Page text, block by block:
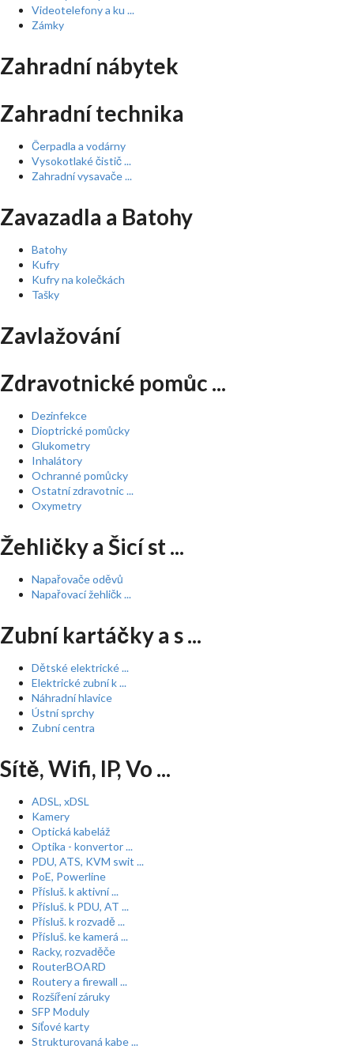
Videotelefony a ku ...
Zámky
Zahradní nábytek
Zahradní technika
Čerpadla a vodárny
Vysokotlaké čistič ...
Zahradní vysavače ...
Zavazadla a Batohy
Batohy
Kufry
Kufry na kolečkách
Tašky
Zavlažování
Zdravotnické pomůc ...
Dezinfekce
Dioptrické pomůcky
Glukometry
Inhalátory
Ochranné pomůcky
Ostatní zdravotnic ...
Oxymetry
Žehličky a Šicí st ...
Napařovače oděvů
Napařovací žehličk ...
Zubní kartáčky a s ...
Dětské elektrické ...
Elektrické zubní k ...
Náhradní hlavice
Ústní sprchy
Zubní centra
Sítě, Wifi, IP, Vo ...
ADSL, xDSL
Kamery
Optická kabeláž
Optika - konvertor ...
PDU, ATS, KVM swit ...
PoE, Powerline
Přísluš. k aktivní ...
Přísluš. k PDU, AT ...
Přísluš. k rozvadě ...
Přísluš. ke kamerá ...
Racky, rozvaděče
RouterBOARD
Routery a firewall ...
Rozšíření záruky
SFP Moduly
Síťové karty
Strukturovaná kabe ...